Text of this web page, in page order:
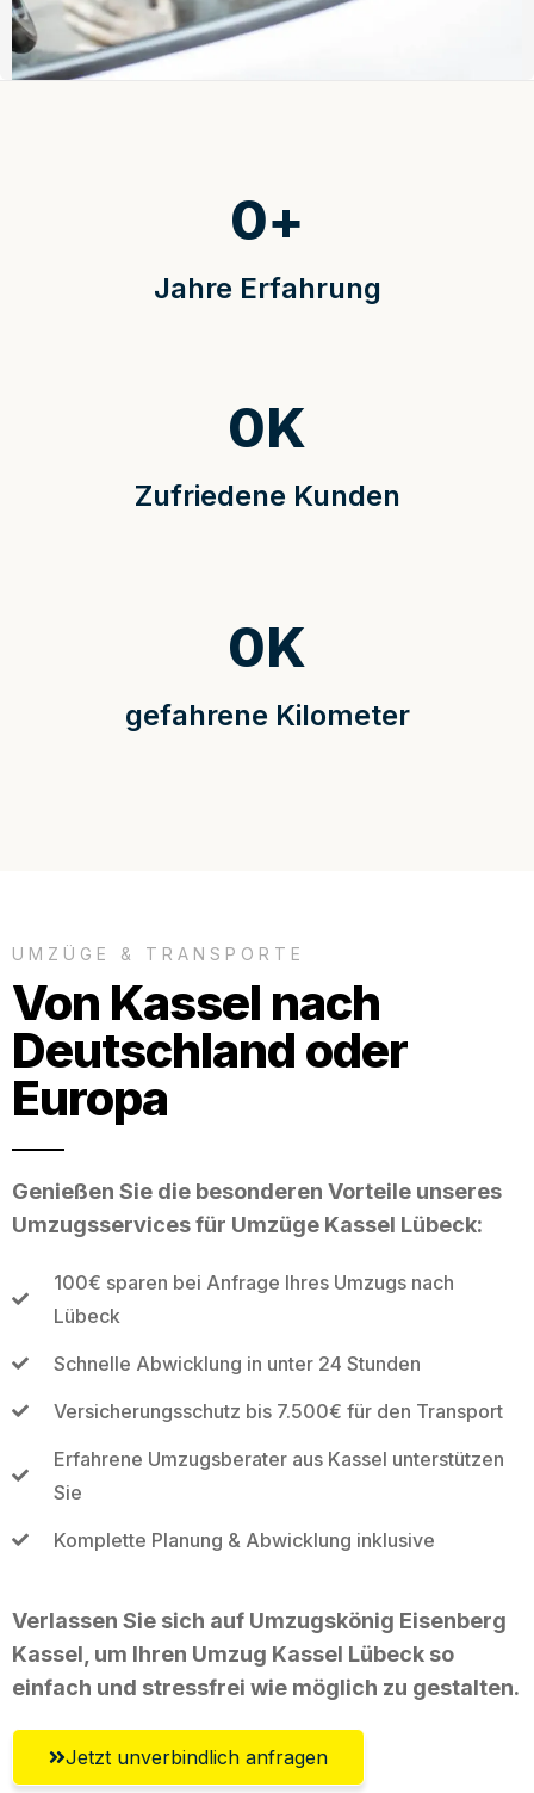
Jahre Erfahrung
0+
Zufriedene Kunden
0K
gefahrene Kilometer
0K
UMZÜGE & TRANSPORTE
Von Kassel nach
Deutschland oder
Europa
Genießen Sie die besonderen Vorteile unseres
Umzugsservices für Umzüge Kassel Lübeck:
100€ sparen bei Anfrage Ihres Umzugs nach
Lübeck
Schnelle Abwicklung in unter 24 Stunden
Versicherungsschutz bis 7.500€ für den Transport
Erfahrene Umzugsberater aus Kassel unterstützen
Sie
Komplette Planung & Abwicklung inklusive
Verlassen Sie sich auf Umzugskönig Eisenberg
Kassel, um Ihren Umzug Kassel Lübeck so
einfach und stressfrei wie möglich zu gestalten.
Jetzt unverbindlich anfragen